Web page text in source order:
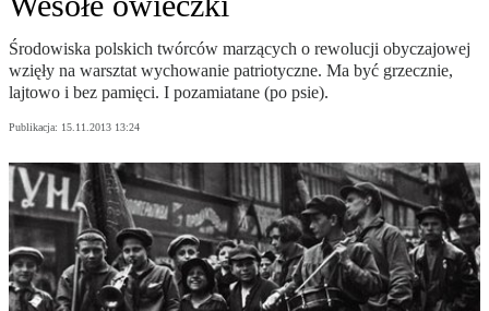
Środowiska polskich twórców marzących o rewolucji obyczajowej
wzięły na warsztat wychowanie patriotyczne. Ma być grzecznie,
lajtowo i bez pamięci. I pozamiatane (po psie).
Publikacja: 15.11.2013 13:24